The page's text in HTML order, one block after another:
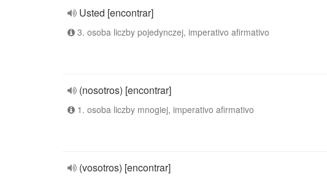
Usted [encontrar]
3. osoba liczby pojedynczej, imperativo afirmativo
(nosotros) [encontrar]
1. osoba liczby mnogiej, imperativo afirmativo
(vosotros) [encontrar]